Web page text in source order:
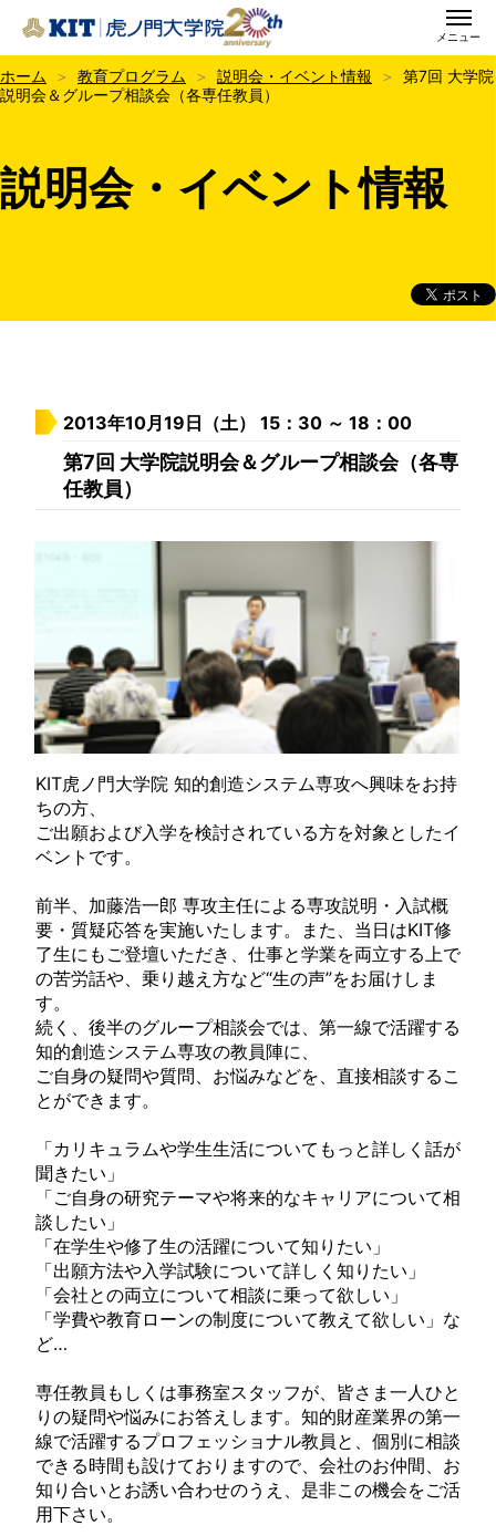
KIT虎ノ門大学院
メニュー
ホーム 教育プログラム 説明会・イベント情報
第7回 大学院
説明会＆グループ相談会（各専任教員）
説明会・イベント情報
2013年10月19日（土） 15：30 ～ 18：00
第7回 大学院説明会＆グループ相談会（各専
任教員）
KIT虎ノ門大学院 知的創造システム専攻へ興味をお持
ちの方、
ご出願および入学を検討されている方を対象としたイ
ベントです。
前半、加藤浩一郎 専攻主任による専攻説明・入試概
要・質疑応答を実施いたします。また、当日はKIT修
了生にもご登壇いただき、仕事と学業を両立する上で
の苦労話や、乗り越え方など“生の声”をお届けしま
す。
続く、後半のグループ相談会では、第一線で活躍する
知的創造システム専攻の教員陣に、
ご自身の疑問や質問、お悩みなどを、直接相談するこ
とができます。
「カリキュラムや学生生活についてもっと詳しく話が
聞きたい」
「ご自身の研究テーマや将来的なキャリアについて相
談したい」
「在学生や修了生の活躍について知りたい」
「出願方法や入学試験について詳しく知りたい」
「会社との両立について相談に乗って欲しい」
「学費や教育ローンの制度について教えて欲しい」な
ど…
専任教員もしくは事務室スタッフが、皆さま一人ひと
りの疑問や悩みにお答えします。知的財産業界の第一
線で活躍するプロフェッショナル教員と、個別に相談
できる時間も設けておりますので、会社のお仲間、お
知り合いとお誘い合わせのうえ、是非この機会をご活
用下さい。